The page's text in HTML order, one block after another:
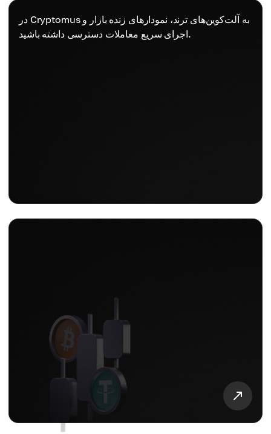
در Cryptomus به آلت‌کوین‌های ترند، نمودارهای زنده بازار و
اجرای سریع معاملات دسترسی داشته باشید.